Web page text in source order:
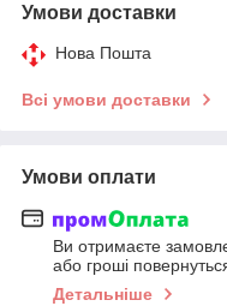
Умови доставки
Нова Пошта
Всі умови доставки
Умови оплати
Ви отримаєте
або гроші
Детальніше